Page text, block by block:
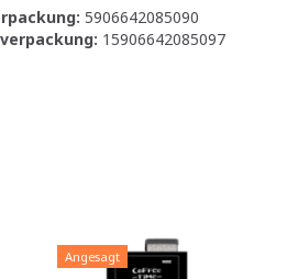
5906642085090
15906642085097
Angesagt